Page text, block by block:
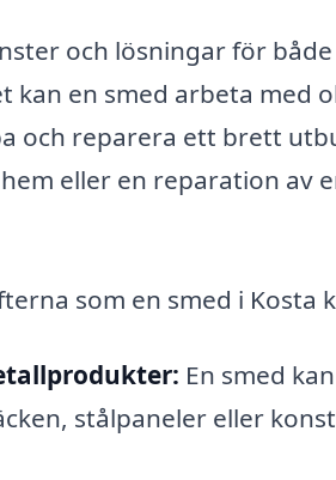
och lösningar för
en smed arbeta med
och reparera ett brett
eller en reparation av
som en smed i Kosta
En smed
stålpaneler eller